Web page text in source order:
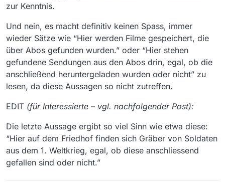
zur Kenntnis.
Und nein, es macht definitiv keinen Spass, immer
wieder Sätze wie “Hier werden Filme gespeichert, die
über Abos gefunden wurden.” oder “Hier stehen
gefundene Sendungen aus den Abos drin, egal, ob die
anschließend heruntergeladen wurden oder nicht” zu
lesen, da diese Aussagen so nicht zutreffen.
EDIT (für Interessierte – vgl. nachfolgender Post):
Die letzte Aussage ergibt so viel Sinn wie etwa diese:
“Hier auf dem Friedhof finden sich Gräber von Soldaten
aus dem 1. Weltkrieg, egal, ob diese anschliessend
gefallen sind oder nicht.”